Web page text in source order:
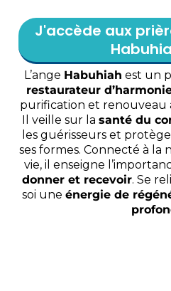
J'accède aux
L’ange Habuhiah est un
restaurateur
purification et renouveau
Il veille sur la santé du
les guérisseurs et
ses formes. Connecté à la
vie, il enseigne
donner et recevoir. Se
soi une énergie de